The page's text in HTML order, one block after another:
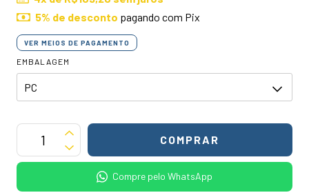
5% de desconto pagando com Pix
VER MEIOS DE PAGAMENTO
EMBALAGEM
Compre pelo WhatsApp